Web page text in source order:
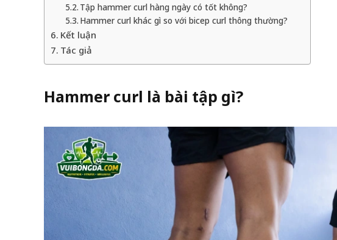
Tập hammer curl hàng ngày có tốt không?
Hammer curl khác gì so với bicep curl thông thường?
Kết luận
Tác giả
Hammer curl là bài tập gì?